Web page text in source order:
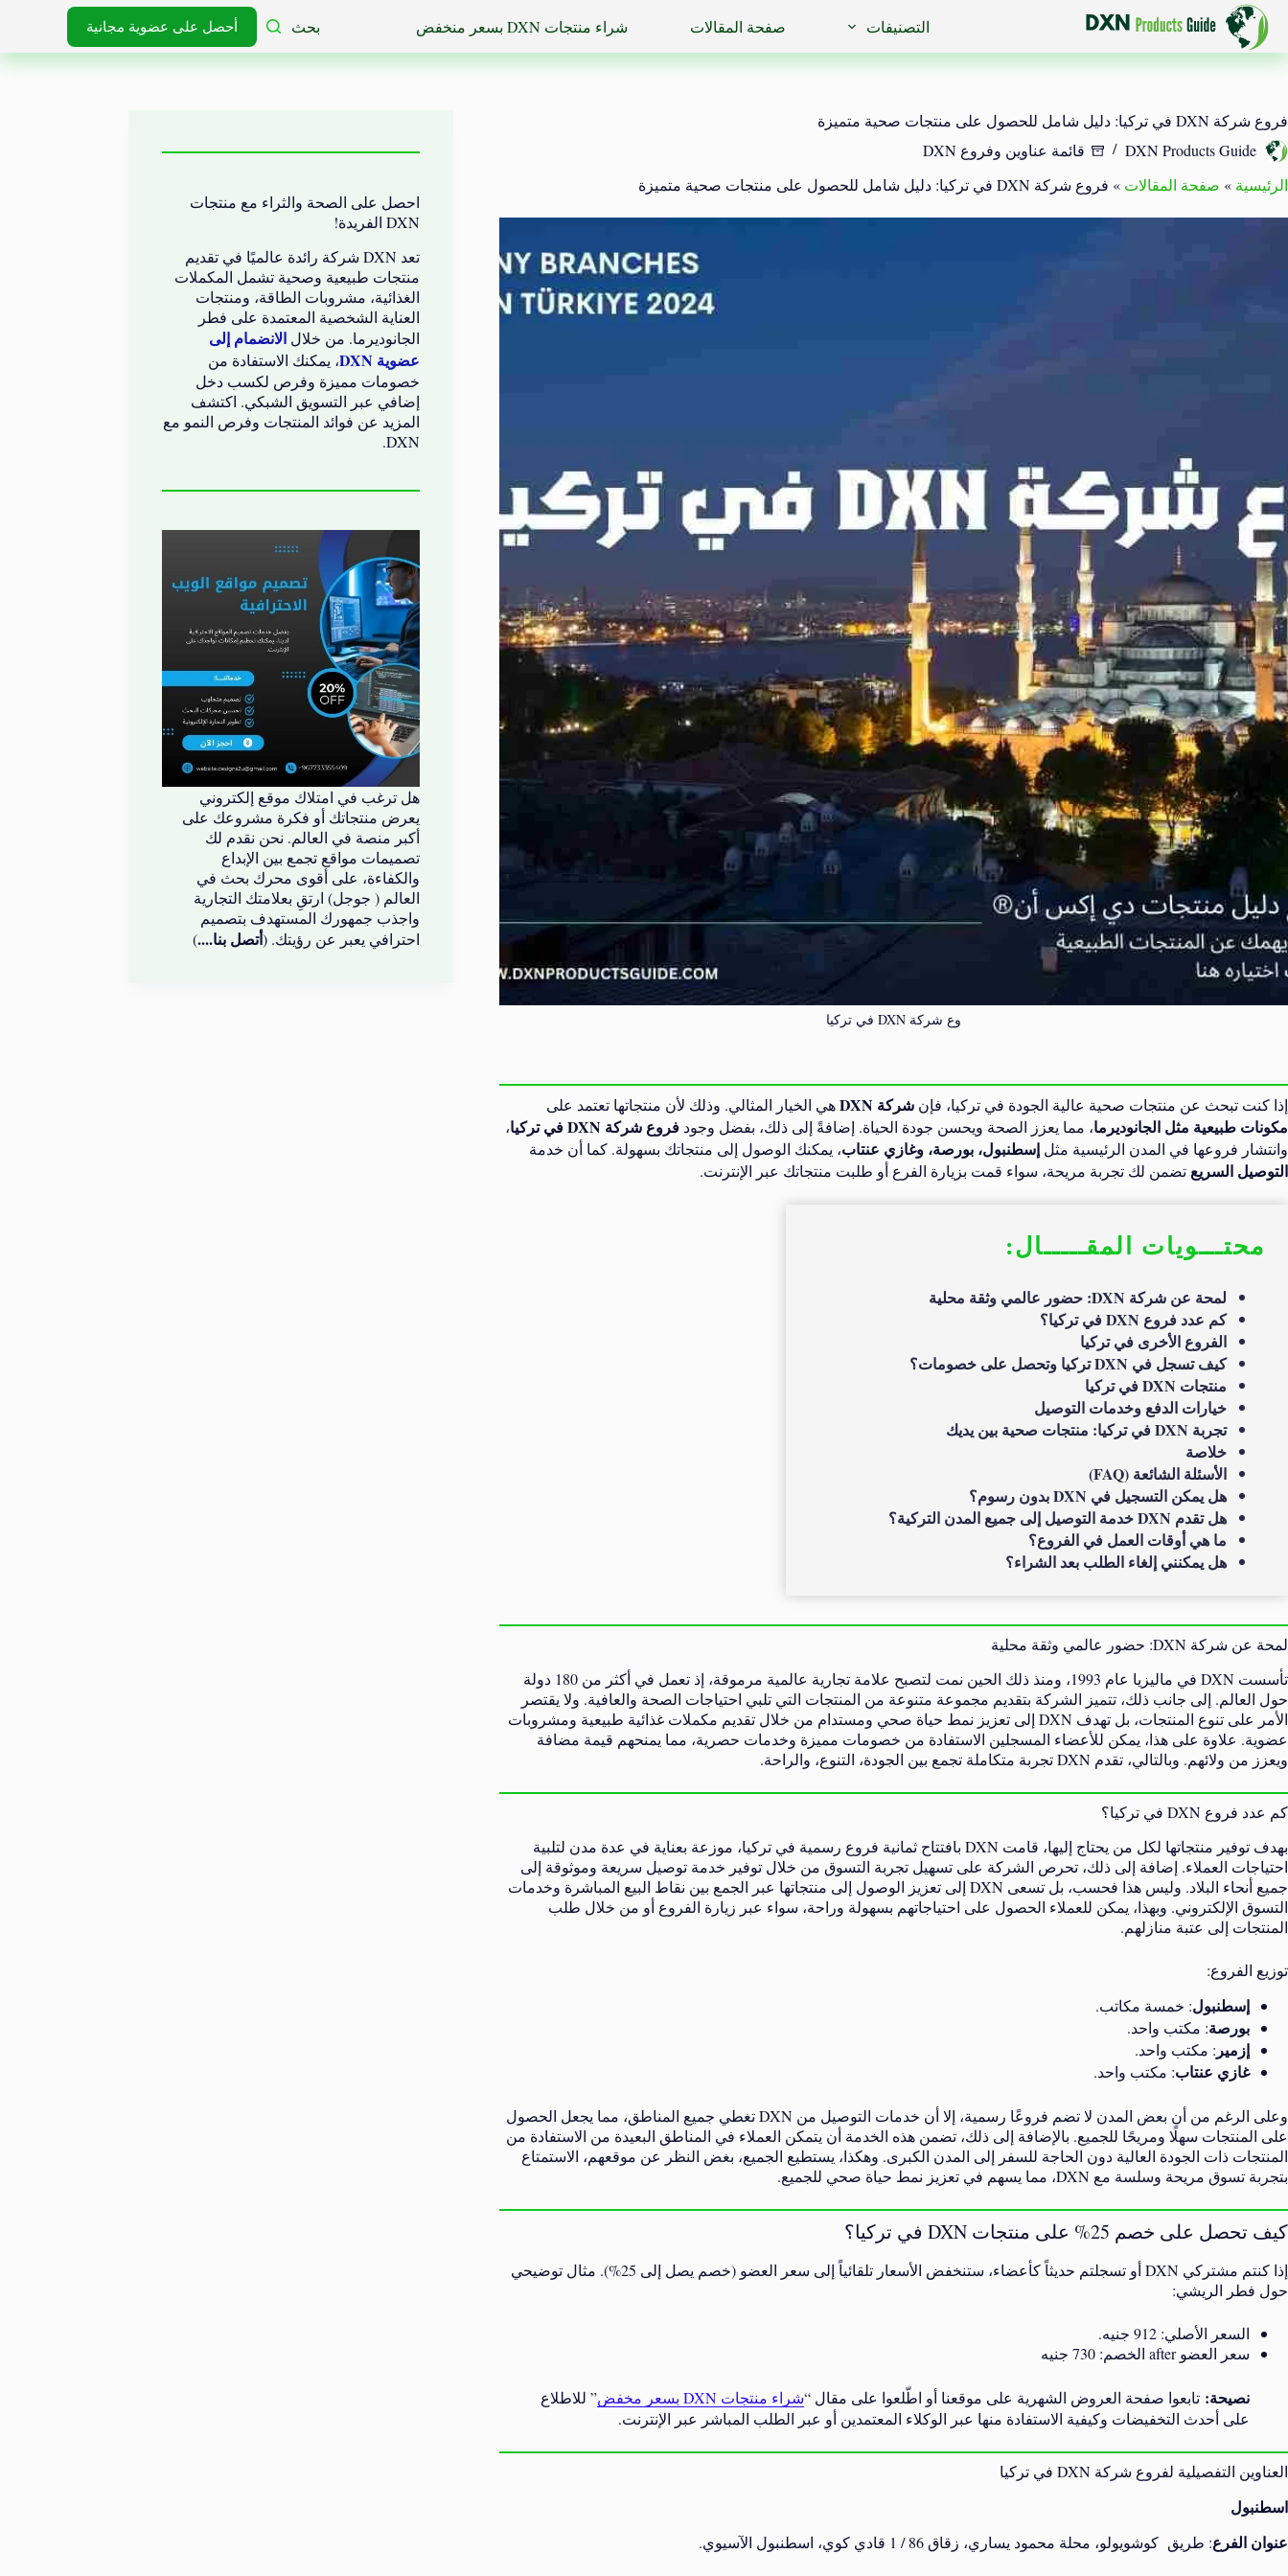
التجاوز
إلى
المحتوى
التصنيفات صفحة المقالات شراء منتجات DXN بسعر منخفض بحث أحصل على عضوية مجانية
فروع شركة DXN في تركيا: دليل شامل للحصول على منتجات صحية متميزة
DXN Products Guide
قائمة عناوين وفروع DXN
الرئيسية » صفحة المقالات » فروع شركة DXN في تركيا: دليل شامل للحصول على منتجات صحية متميزة
وع شركة DXN في تركيا
إذا كنت تبحث عن منتجات صحية عالية الجودة في تركيا، فإن شركة DXN هي الخيار المثالي. وذلك لأن منتجاتها تعتمد على
مكونات طبيعية مثل الجانوديرما، مما يعزز الصحة ويحسن جودة الحياة. إضافةً إلى ذلك، بفضل وجود فروع شركة DXN في تركيا
،
وانتشار فروعها في المدن الرئيسية مثل إسطنبول، بورصة، وغازي عنتاب، يمكنك الوصول إلى منتجاتك بسهولة. كما أن خدمة
التوصيل السريع تضمن لك تجربة مريحة، سواء قمت بزيارة الفرع أو طلبت منتجاتك عبر الإنترنت.
محتـــويات المقـــــال:
لمحة عن شركة DXN: حضور عالمي وثقة محلية
كم عدد فروع DXN في تركيا؟
الفروع الأخرى في تركيا
كيف تسجل في DXN تركيا وتحصل على خصومات؟
منتجات DXN في تركيا
خيارات الدفع وخدمات التوصيل
تجربة DXN في تركيا: منتجات صحية بين يديك
خلاصة
الأسئلة الشائعة (FAQ)
هل يمكن التسجيل في DXN بدون رسوم؟
هل تقدم DXN خدمة التوصيل إلى جميع المدن التركية؟
ما هي أوقات العمل في الفروع؟
هل يمكنني إلغاء الطلب بعد الشراء؟
لمحة عن شركة DXN: حضور عالمي وثقة محلية
تأسست DXN في ماليزيا عام 1993، ومنذ ذلك الحين نمت لتصبح علامة تجارية عالمية مرموقة، إذ تعمل في أكثر من 180 دولة
حول العالم. إلى جانب ذلك، تتميز الشركة بتقديم مجموعة متنوعة من المنتجات التي تلبي احتياجات الصحة والعافية. ولا يقتصر
الأمر على تنوع المنتجات، بل تهدف DXN إلى تعزيز نمط حياة صحي ومستدام من خلال تقديم مكملات غذائية طبيعية ومشروبات
عضوية. علاوة على هذا، يمكن للأعضاء المسجلين الاستفادة من خصومات مميزة وخدمات حصرية، مما يمنحهم قيمة مضافة
ويعزز من ولائهم. وبالتالي، تقدم DXN تجربة متكاملة تجمع بين الجودة، التنوع، والراحة.
كم عدد فروع DXN في تركيا؟
بهدف توفير منتجاتها لكل من يحتاج إليها، قامت DXN بافتتاح ثمانية فروع رسمية في تركيا، موزعة بعناية في عدة مدن لتلبية
احتياجات العملاء. إضافة إلى ذلك، تحرص الشركة على تسهيل تجربة التسوق من خلال توفير خدمة توصيل سريعة وموثوقة إلى
جميع أنحاء البلاد. وليس هذا فحسب، بل تسعى DXN إلى تعزيز الوصول إلى منتجاتها عبر الجمع بين نقاط البيع المباشرة وخدمات
التسوق الإلكتروني. وبهذا، يمكن للعملاء الحصول على احتياجاتهم بسهولة وراحة، سواء عبر زيارة الفروع أو من خلال طلب
المنتجات إلى عتبة منازلهم.
توزيع الفروع:
إسطنبول: خمسة مكاتب.
بورصة: مكتب واحد.
إزمير : مكتب واحد.
غازي عنتاب: مكتب واحد.
وعلى الرغم من أن بعض المدن لا تضم فروعًا رسمية، إلا أن خدمات التوصيل من DXN تغطي جميع المناطق، مما يجعل الحصول
على المنتجات سهلًا ومريحًا للجميع. بالإضافة إلى ذلك، تضمن هذه الخدمة أن يتمكن العملاء في المناطق البعيدة من الاستفادة من
المنتجات ذات الجودة العالية دون الحاجة للسفر إلى المدن الكبرى. وهكذا، يستطيع الجميع، بغض النظر عن موقعهم، الاستمتاع
بتجربة تسوق مريحة وسلسة مع DXN، مما يسهم في تعزيز نمط حياة صحي للجميع.
كيف تحصل على خصم 25% على منتجات DXN في تركيا؟
إذا كنتم مشتركي DXN أو تسجلتم حديثاً كأعضاء، ستنخفض الأسعار تلقائياً إلى سعر العضو (خصم يصل إلى 25%). مثال توضيحي
حول فطر الريشي:
السعر الأصلي: 912 جنيه.
سعر العضو after الخصم: 730 جنيه
نصيحة: تابعوا صفحة العروض الشهرية على موقعنا أو اطّلعوا على مقال “شراء منتجات DXN بسعر مخفض
” للاطلاع
على أحدث التخفيضات وكيفية الاستفادة منها عبر الوكلاء المعتمدين أو عبر الطلب المباشر عبر الإنترنت.
العناوين التفصيلية لفروع شركة DXN في تركيا
اسطنبول
عنوان الفرع: طريق كوشويولو، محلة محمود يساري، زقاق 86 / 1 قادي كوي، اسطنبول الآسيوي.
احصل على الصحة والثراء مع منتجات
DXN الفريدة!
تعد DXN شركة رائدة عالميًا في تقديم
منتجات طبيعية وصحية تشمل المكملات
الغذائية، مشروبات الطاقة، ومنتجات
العناية الشخصية المعتمدة على فطر
الجانوديرما. من خلال الانضمام إلى
عضوية DXN
، يمكنك الاستفادة من
خصومات مميزة وفرص لكسب دخل
إضافي عبر التسويق الشبكي. اكتشف
المزيد عن فوائد المنتجات وفرص النمو مع
DXN.
هل ترغب في امتلاك موقع إلكتروني
يعرض منتجاتك أو فكرة مشروعك على
أكبر منصة في العالم. نحن نقدم لك
تصميمات مواقع تجمع بين الإبداع
والكفاءة، على أقوى محرك بحث في
العالم ( جوجل) ارتقِ بعلامتك التجارية
واجذب جمهورك المستهدف بتصميم
احترافي يعبر عن رؤيتك. (أتصل بنا....)